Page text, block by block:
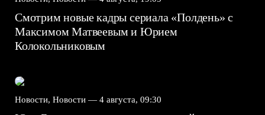
Смотрим новые кадры сериала «Полдень» с
Максимом Матвеевым и Юрием
Колокольниковым
Новости, Новости — 4 августа, 09:30